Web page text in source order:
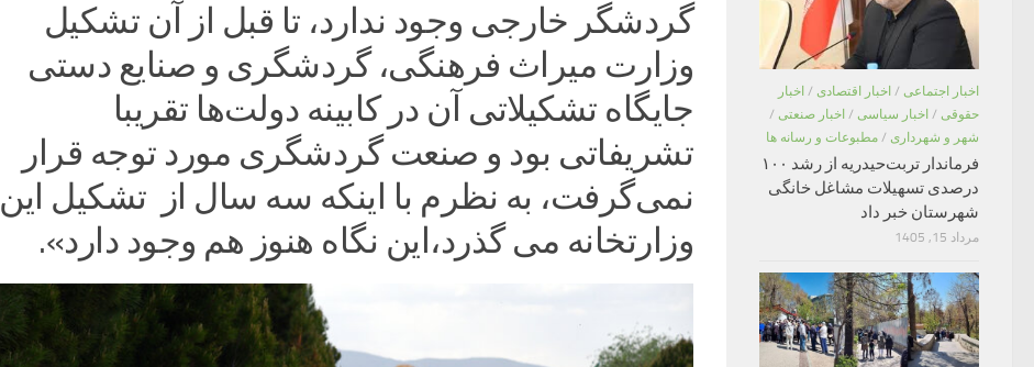
گردشگر خارجی وجود ندارد، تا قبل از آن تشکیل
وزارت میراث فرهنگی، گردشگری و صنایع دستی
جایگاه تشکیلاتی آن در کابینه‌ دولت‌ها تقریبا
تشریفاتی بود و صنعت گردشگری مورد توجه قرار
نمی‌گرفت، به نظرم با اینکه سه سال از تشکیل این
وزارتخانه می گذرد،این نگاه هنوز هم وجود دارد».
اخبار اجتماعی / اخبار اقتصادی / اخبار
حقوقی / اخبار سیاسی / اخبار صنعتی /
شهر و شهرداری / مطبوعات و رسانه ها
فرماندار تربت‌حیدریه از رشد ۱۰۰
درصدی تسهیلات مشاغل خانگی
شهرستان خبر داد
مرداد 15, 1405